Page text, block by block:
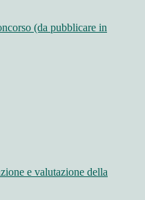
(da pubblicare in
e valutazione della